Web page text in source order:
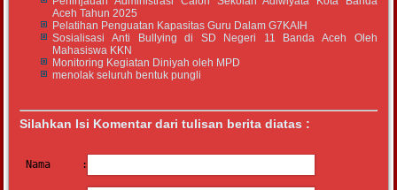
Aceh Tahun 2025
Pelatihan Penguatan Kapasitas Guru Dalam G7KAIH
Sosialisasi Anti Bullying di SD Negeri 11 Banda Aceh Oleh
Mahasiswa KKN
Monitoring Kegiatan Diniyah oleh MPD
menolak seluruh bentuk pungli
Silahkan Isi Komentar dari tulisan berita diatas :
Nama     :